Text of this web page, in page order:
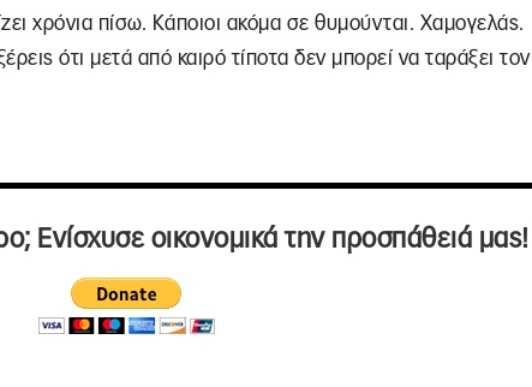
χρόνια πίσω. Κάποιοι ακόμα σε θυμούνται. Χαμογελάς.
ότι μετά από καιρό τίποτα δεν μπορεί να ταράξει τον
Ενίσχυσε οικονομικά την προσπάθειά μας!